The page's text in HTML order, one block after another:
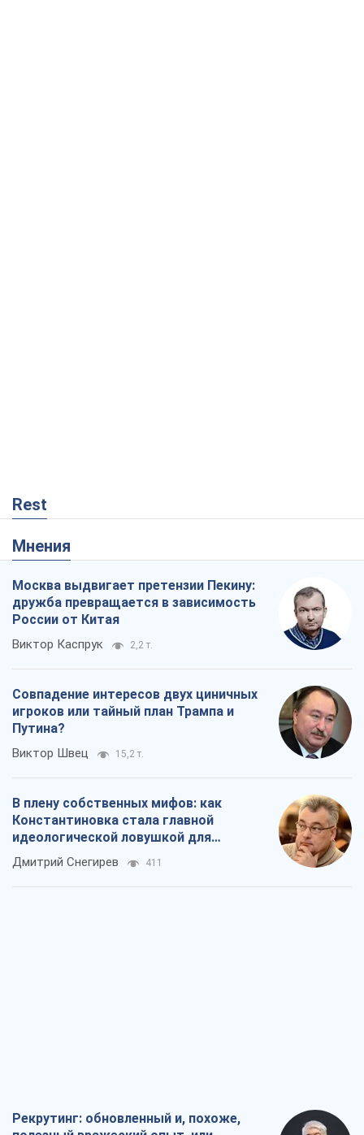
Rest
Мнения
Москва выдвигает претензии Пекину:
дружба превращается в зависимость
России от Китая
Виктор Каспрук 2,2 т.
Совпадение интересов двух циничных
игроков или тайный план Трампа и
Путина?
Виктор Швец 15,2 т.
В плену собственных мифов: как
Константиновка стала главной
идеологической ловушкой для
российских оккупантов
Дмитрий Снегирев 411
Рекрутинг: обновленный и, похоже,